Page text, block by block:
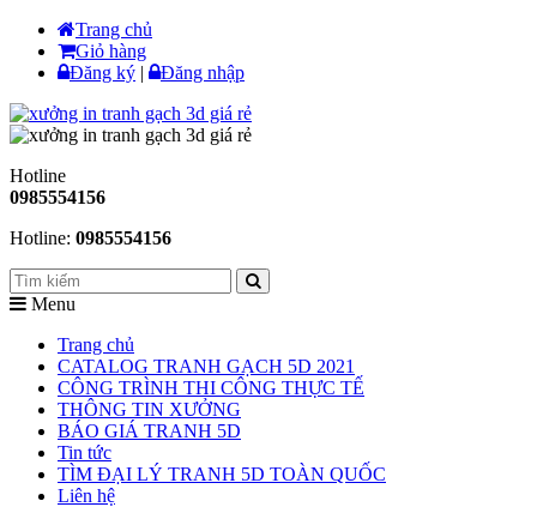
Trang chủ
Giỏ hàng
Đăng ký | Đăng nhập
Hotline
0985554156
Hotline: 0985554156
Menu
Trang chủ
CATALOG TRANH GẠCH 5D 2021
CÔNG TRÌNH THI CÔNG THỰC TẾ
THÔNG TIN XƯỞNG
BÁO GIÁ TRANH 5D
Tin tức
TÌM ĐẠI LÝ TRANH 5D TOÀN QUỐC
Liên hệ